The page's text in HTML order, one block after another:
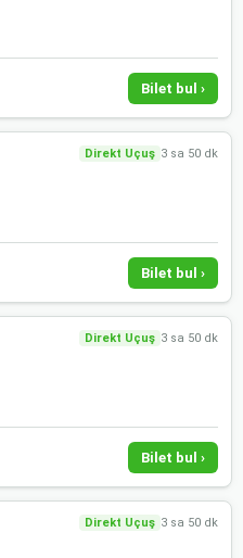
Bilet bul ›
Direkt Uçuş 3 sa 50 dk
Bilet bul ›
Direkt Uçuş 3 sa 50 dk
Bilet bul ›
Direkt Uçuş 3 sa 50 dk